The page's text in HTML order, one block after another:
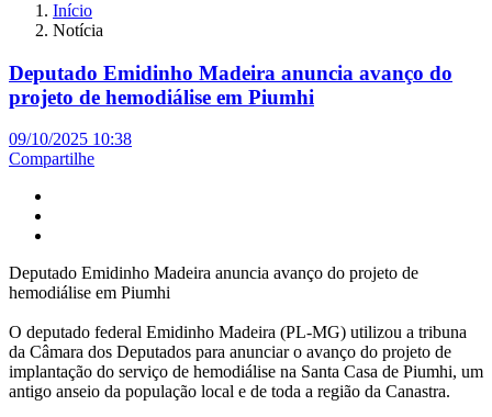
Início
Notícia
Deputado Emidinho Madeira anuncia avanço do
projeto de hemodiálise em Piumhi
09/10/2025 10:38
Compartilhe
Deputado Emidinho Madeira anuncia avanço do projeto de
hemodiálise em Piumhi
O deputado federal Emidinho Madeira (PL-MG) utilizou a tribuna
da Câmara dos Deputados para anunciar o avanço do projeto de
implantação do serviço de hemodiálise na Santa Casa de Piumhi, um
antigo anseio da população local e de toda a região da Canastra.